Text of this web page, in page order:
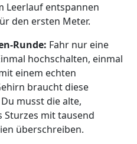
Leerlauf entspannen
den ersten Meter.
Runde: Fahr nur eine
hochschalten, einmal
einem echten
braucht diese
musst die alte,
Sturzes mit tausend
überschreiben.